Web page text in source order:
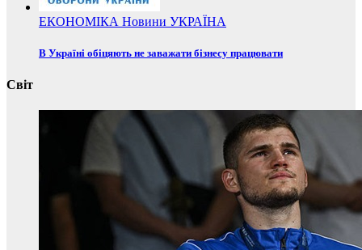
ЕКОНОМІКА Новини УКРАЇНА
В Україні обіцяють не заважати бізнесу працювати
Світ